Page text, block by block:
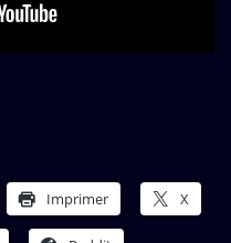
Imprimer X